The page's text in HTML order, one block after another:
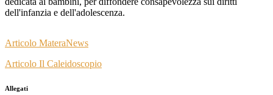
dell'infanzia e dell'adolescenza.
Articolo MateraNews
Articolo Il Caleidoscopio
Allegati